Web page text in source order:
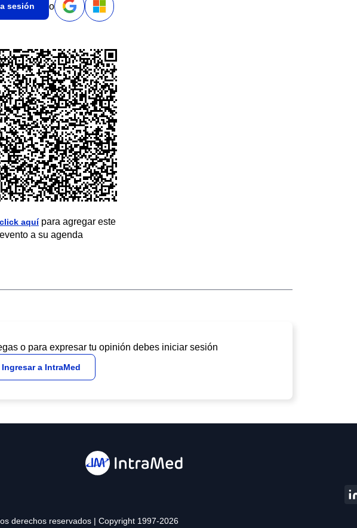
sesión o
click aquípara agregar este
evento a su agenda
o para expresar tu opinión debes iniciar sesión
Ingresar a IntraMed
derechos reservados | Copyright 1997-2026